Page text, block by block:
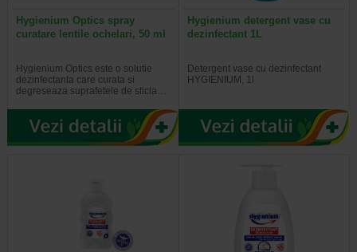
Hygienium Optics spray
curatare lentile ochelari, 50 ml
Hygienium Optics este o solutie
dezinfectanta care curata si
degreseaza suprafetele de sticla…
Hygienium detergent vase cu
dezinfectant 1L
Detergent vase cu dezinfectant
HYGIENIUM, 1l